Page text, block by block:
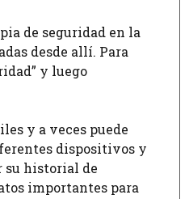
de seguridad en la
desde allí. Para
y luego
y a veces puede
dispositivos y
su historial de
importantes para